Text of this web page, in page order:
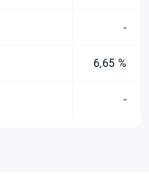
-
6,65 %
-